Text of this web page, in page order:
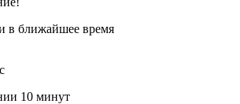
в ближайшее время
10 минут